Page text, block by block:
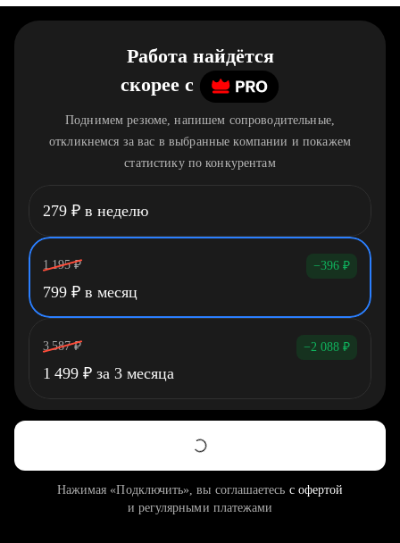
Работа найдётся
скорее c
Поднимем резюме, напишем сопроводительные,
откликнемся за вас в выбранные компании и покажем
статистику по конкурентам
279 ₽ в неделю
1 195 ₽ −396 ₽
799 ₽ в месяц
3 587 ₽ −2 088 ₽
1 499 ₽ за 3 месяца
Нажимая «Подключить», вы соглашаетесь с офертой
и регулярными платежами